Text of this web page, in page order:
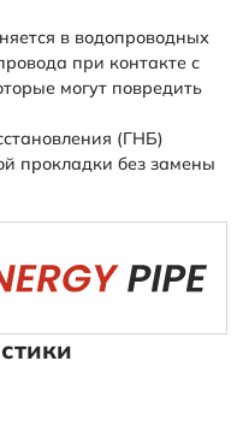
в водопроводных
при контакте с
могут повредить
(ГНБ)
прокладки без замены